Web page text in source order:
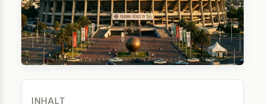
INHALT